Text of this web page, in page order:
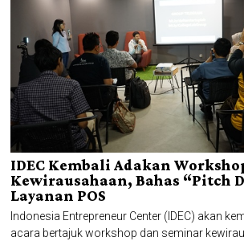
IDEC Kembali Adakan
Kewirausahaan, Bahas “Pitch
Layanan POS
Indonesia Entrepreneur Center (IDEC) akan
acara bertajuk workshop dan seminar